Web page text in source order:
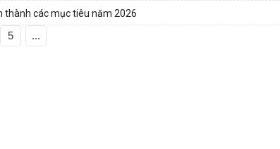
thành các mục tiêu năm 2026
5 ...